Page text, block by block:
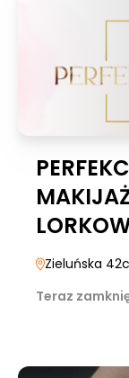
Zieluńska 42c
Teraz